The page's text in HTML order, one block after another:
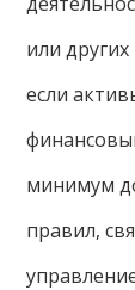
или
если
минимум
правил,